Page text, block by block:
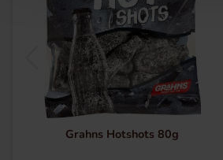
Grahns Hotshots 80g